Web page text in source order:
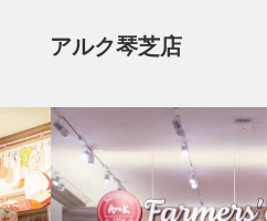
アルク琴芝店